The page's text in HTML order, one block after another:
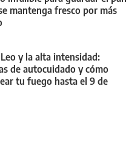
mantenga fresco por más
Leo y la alta intensidad:
de autocuidado y cómo
tu fuego hasta el 9 de